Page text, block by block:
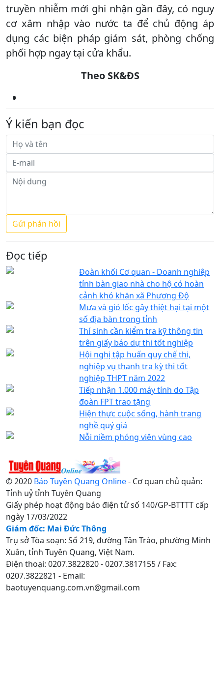
truyền nhiễm mới ghi nhận gần đây, có nguy
cơ xâm nhập vào nước ta để chủ động áp
dụng các biện pháp giám sát, phòng chống
phối hợp ngay tại cửa khẩu.
Theo SK&ĐS
Ý kiến bạn đọc
Đọc tiếp
Đoàn khối Cơ quan - Doanh nghiệp
tỉnh bàn giao nhà cho hộ có hoàn
cảnh khó khăn xã Phương Độ
Mưa và gió lốc gây thiệt hại tại một
số địa bàn trong tỉnh
Thí sinh cần kiểm tra kỹ thông tin
trên giấy báo dự thi tốt nghiệp
Hội nghị tập huấn quy chế thi,
nghiệp vụ thanh tra kỳ thi tốt
nghiệp THPT năm 2022
Tiếp nhận 1.000 máy tính do Tập
đoàn FPT trao tặng
Hiện thực cuộc sống, hành trang
nghề quý giá
Nỗi niềm phóng viên vùng cao
© 2020 Báo Tuyên Quang Online- Cơ quan chủ quản:
Tỉnh uỷ tỉnh Tuyên Quang
Giấy phép hoạt động báo điện tử số 140/GP-BTTTT cấp
ngày 17/03/2022
Giám đốc: Mai Đức Thông
Trụ sở Tòa soạn: Số 219, đường Tân Trào, phường Minh
Xuân, tỉnh Tuyên Quang, Việt Nam.
Điện thoại: 0207.3822820 - 0207.3817155 / Fax:
0207.3822821 - Email:
baotuyenquang.com.vn@gmail.com